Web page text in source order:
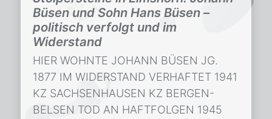
Büsen und Sohn Hans Büsen –
politisch verfolgt und im
Widerstand
HIER WOHNTE JOHANN BÜSEN JG.
1877 IM WIDERSTAND VERHAFTET 1941
KZ SACHSENHAUSEN KZ BERGEN-
BELSEN TOD AN HAFTFOLGEN 1945